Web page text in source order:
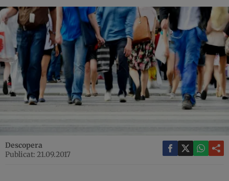
Descopera
Publicat: 21.09.2017